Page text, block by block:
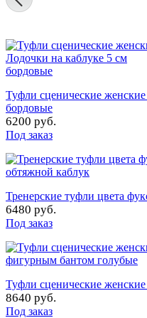
Туфли сценические
бордовые
6200 руб.
Под заказ
Тренерские туфли цвета
6480 руб.
Под заказ
Туфли сценические
8640 руб.
Под заказ